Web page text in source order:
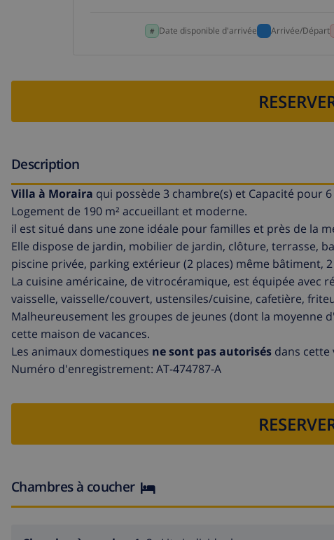
Date disponible d'arrivée Arrivée/Départ
Description
Villa à Moraira qui possède 3 chambre(s) et Capacité pour
Logement de 190 m² accueillant et moderne.
il est situé dans une zone idéale pour familles et près de la
Elle dispose de jardin, mobilier de jardin, clôture, terrasse,
piscine privée, parking extérieur (2 places) même bâtiment,
La cuisine américaine, de vitrocéramique, est équipée avec
vaisselle, vaisselle/couvert, ustensiles/cuisine, cafetière,
Malheureusement les groupes de jeunes (dont la moyenne
cette maison de vacances.
Les animaux domestiques ne sont pas autorisés dans cette
Numéro d'enregistrement: AT-474787-A
Chambres à coucher